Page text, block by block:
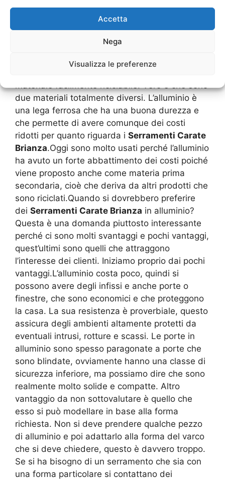
Accetta
Nega
Visualizza le preferenze
Serramenti Carate Brianza
in allumino, pro e contro
Per certi versi possiamo dire che l’alluminio è
materiale facilmente riciclabile. Vero è che sono
due materiali totalmente diversi. L’alluminio è
una lega ferrosa che ha una buona durezza e
che permette di avere comunque dei costi
ridotti per quanto riguarda i Serramenti Carate
Brianza.Oggi sono molto usati perché l’alluminio
ha avuto un forte abbattimento dei costi poiché
viene proposto anche come materia prima
secondaria, cioè che deriva da altri prodotti che
sono riciclati.Quando si dovrebbero preferire
dei Serramenti Carate Brianza in alluminio?
Questa è una domanda piuttosto interessante
perché ci sono molti svantaggi e pochi vantaggi,
quest’ultimi sono quelli che attraggono
l’interesse dei clienti. Iniziamo proprio dai pochi
vantaggi.L’alluminio costa poco, quindi si
possono avere degli infissi e anche porte o
finestre, che sono economici e che proteggono
la casa. La sua resistenza è proverbiale, questo
assicura degli ambienti altamente protetti da
eventuali intrusi, rotture e scassi. Le porte in
alluminio sono spesso paragonate a porte che
sono blindate, ovviamente hanno una classe di
sicurezza inferiore, ma possiamo dire che sono
realmente molto solide e compatte. Altro
vantaggio da non sottovalutare è quello che
esso si può modellare in base alla forma
richiesta. Non si deve prendere qualche pezzo
di alluminio e poi adattarlo alla forma del varco
che si deve chiedere, questo è davvero troppo.
Se si ha bisogno di un serramento che sia con
una forma particolare si contattano dei